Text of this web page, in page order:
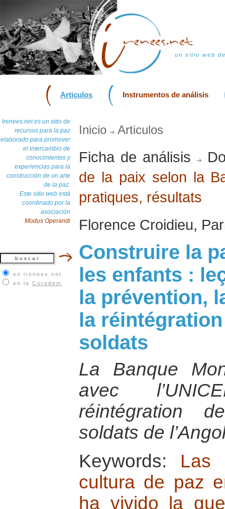
un sitio web
Articulos Instrumentos de análisis
Irenees.net es un sitio de
recursos para la paz
elaborado para promover
el intercambio de
conocimientos y
experiencias para la
construcción de un arte
de la paz.
Este sitio web está
coordinado por la
asociación
Modus Operandi
en irenees.net
en la Coredem
Inicio Articulos
Ficha de análisis
de la paix selon la
pratiques, résultats
Florence Croidieu,
Construire la
les enfants :
la prévention,
la
soldats
La Banque
avec
réintégration
soldats de
Keywords: Las
cultura de paz
ha vivido la